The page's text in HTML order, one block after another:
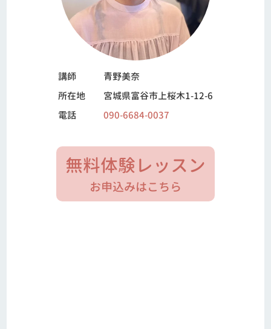
講師
青野美奈
所在地
宮城県富谷市上桜木1-12-6
電話
090-6684-0037
無料体験レッスン
お申込みはこちら